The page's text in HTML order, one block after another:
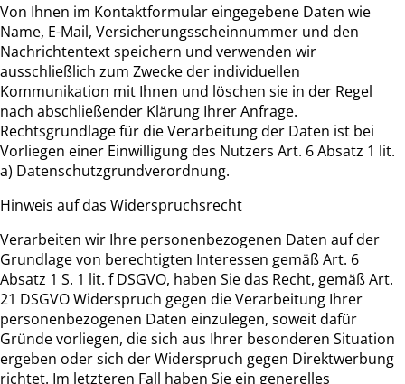
Von Ihnen im Kontaktformular eingegebene Daten wie
Name, E-Mail, Versicherungsscheinnummer und den
Nachrichtentext speichern und verwenden wir
ausschließlich zum Zwecke der individuellen
Kommunikation mit Ihnen und löschen sie in der Regel
nach abschließender Klärung Ihrer Anfrage.
Rechtsgrundlage für die Verarbeitung der Daten ist bei
Vorliegen einer Einwilligung des Nutzers Art. 6 Absatz 1 lit.
a) Datenschutzgrundverordnung.
Hinweis auf das Widerspruchsrecht
Verarbeiten wir Ihre personenbezogenen Daten auf der
Grundlage von berechtigten Interessen gemäß Art. 6
Absatz 1 S. 1 lit. f DSGVO, haben Sie das Recht, gemäß Art.
21 DSGVO Widerspruch gegen die Verarbeitung Ihrer
personenbezogenen Daten einzulegen, soweit dafür
Gründe vorliegen, die sich aus Ihrer besonderen Situation
ergeben oder sich der Widerspruch gegen Direktwerbung
richtet. Im letzteren Fall haben Sie ein generelles